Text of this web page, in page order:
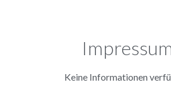
Keine Informationen